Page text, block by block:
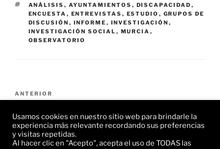
ETIQUETAS
ANÁLISIS , AYUNTAMIENTOS , DISCAPACIDAD ,
ENCUESTA , ENTREVISTAS , ESTUDIO , GRUPOS DE
DISCUSIÓN , INFORME , INVESTIGACIÓN ,
INVESTIGACIÓN SOCIAL , MURCIA ,
OBSERVATORIO
Navegación
de
entradas
Entrada
ANTERIOR
Siguiente
entrada
SIGUIENTE
ZIES desarrollará el trabajo de campo del proyecto
Usamos cookies en nuestro sitio web para brindarle la
experiencia más relevante recordando sus preferencias
y visitas repetidas.
Al hacer clic en "Acepto", acepta el uso de TODAS las